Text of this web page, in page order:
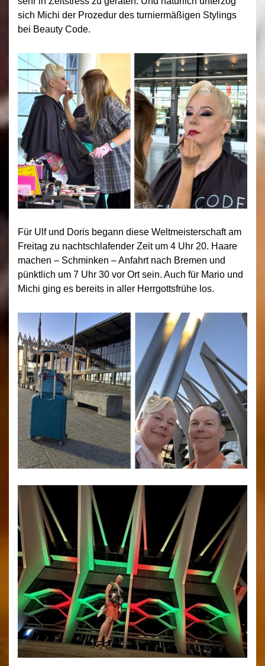
sich Michi der Prozedur des turniermäßigen Stylings
bei Beauty Code.
Für Ulf und Doris begann diese Weltmeisterschaft am
Freitag zu nachtschlafender Zeit um 4 Uhr 20. Haare
machen – Schminken – Anfahrt nach Bremen und
pünktlich um 7 Uhr 30 vor Ort sein. Auch für Mario und
Michi ging es bereits in aller Herrgottsfrühe los.